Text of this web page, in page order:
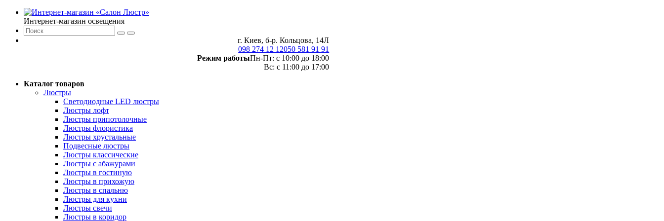
Интернет-магазин освещения
г. Киев, б-р. Кольцова, 14Л
098 274 12 12050 581 91 91
Режим работыПн-Пт: с 10:00 до 18:00
Вс: с 11:00 до 17:00
Каталог товаров
Люстры
Светодиодные LED люстры
Люстры лофт
Люстры припотолочные
Люстры флористика
Люстры хрустальные
Подвесные люстры
Люстры классические
Люстры с абажурами
Люстры в гостиную
Люстры в прихожую
Люстры в спальню
Люстры для кухни
Люстры свечи
Люстры в коридор